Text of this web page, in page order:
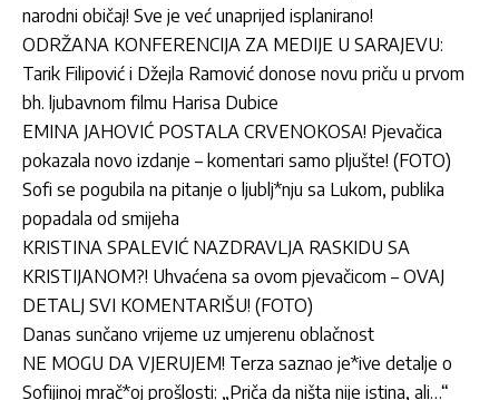
narodni običaj! Sve je već unaprijed isplanirano!
ODRŽANA KONFERENCIJA ZA MEDIJE U SARAJEVU:
Tarik Filipović i Džejla Ramović donose novu priču u prvom
bh. ljubavnom filmu Harisa Dubice
EMINA JAHOVIĆ POSTALA CRVENOKOSA! Pjevačica
pokazala novo izdanje – komentari samo pljušte! (FOTO)
Sofi se pogubila na pitanje o ljublj*nju sa Lukom, publika
popadala od smijeha
KRISTINA SPALEVIĆ NAZDRAVLJA RASKIDU SA
KRISTIJANOM?! Uhvaćena sa ovom pjevačicom – OVAJ
DETALJ SVI KOMENTARIŠU! (FOTO)
Danas sunčano vrijeme uz umjerenu oblačnost
NE MOGU DA VJERUJEM! Terza saznao je*ive detalje o
Sofijinoj mrač*oj prošlosti: „Priča da ništa nije istina, ali…“